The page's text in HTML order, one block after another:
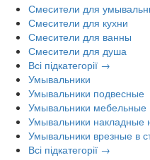
Смесители для
Смесители для кухни
Смесители для ванны
Смесители для душа
Всі підкатегорії →
Умывальники
Умывальники подвесные
Умывальники мебельные
Умывальники накладные
Умывальники врезные в
Всі підкатегорії →